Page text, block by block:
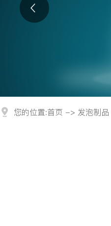

您的位置:首页 -> 发泡制品